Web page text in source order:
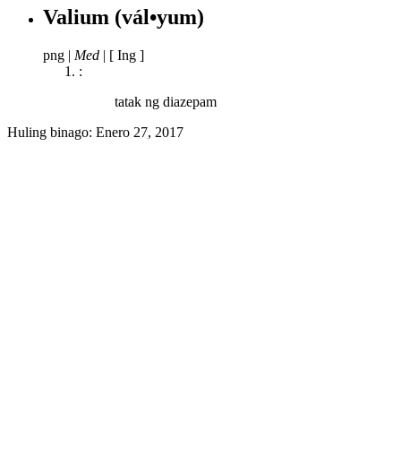
Valium (vál•yum)
png | Med | [ Ing ]
:
tatak ng diazepam
Huling binago: Enero 27, 2017